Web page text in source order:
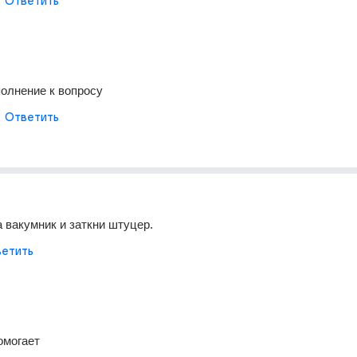
к вопросу
Ответить
и заткни штуцер.